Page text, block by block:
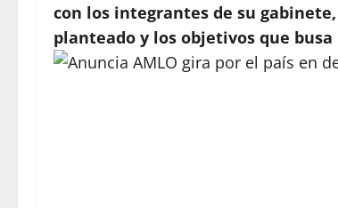
con los integrantes de su
planteado y los objetivos que